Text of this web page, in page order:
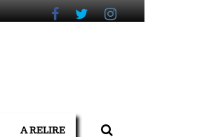
A RELIRE